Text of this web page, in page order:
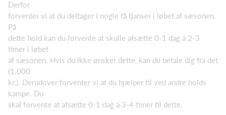
Derfor
forventer vi at du deltager i nogle få tjanser i løbet af sæsonen.
På
dette hold kan du forvente at skulle afsætte 0-1 dag á 2-3
timer i løbet
af sæsonen. Hvis du ikke ønsker dette, kan du betale dig fra det
(1.000
kr.). Derudover forventer vi at du hjælper til ved andre holds
kampe. Du
skal forvente at afsætte 0-1 dag á 3-4 timer til dette.